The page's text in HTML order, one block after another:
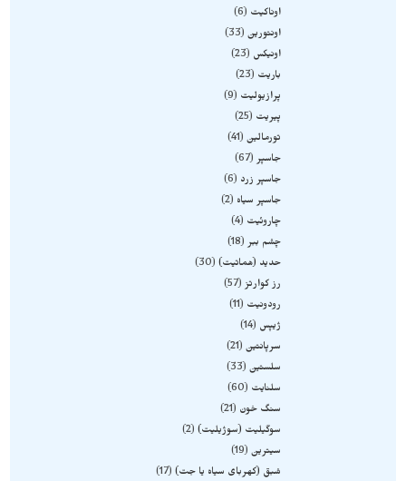
اوناکیت
6
اونتورین 33
اونیکس
23
باریت
23
پرازیولیت
9
پیریت
25
تورمالین 41
جاسپر 67
جاسپر زرد
6
جاسپر سیاه
2
چاروئیت
4
چشم ببر 18
حدید (هماتیت) 30
رز کوارتز 57
رودونیت
11
ژیپس
14
سرپانتین 21
سلستین 33
سلنایت
60
سنگ خون
21
سوگیلیت (سوژیلیت) 2
سیترین 19
شبق (کهربای سیاه یا جت) 17